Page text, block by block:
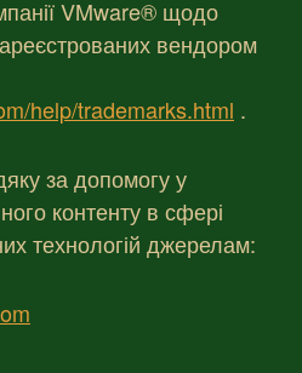
VMware® щодо
вендором
help/trademarks.html .
за допомогу у
контенту в сфері
технологій джерелам: